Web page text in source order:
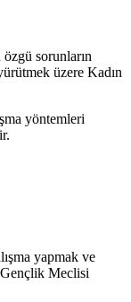
sorunların
üzere Kadın
yöntemleri
yapmak ve
Gençlik Meclisi